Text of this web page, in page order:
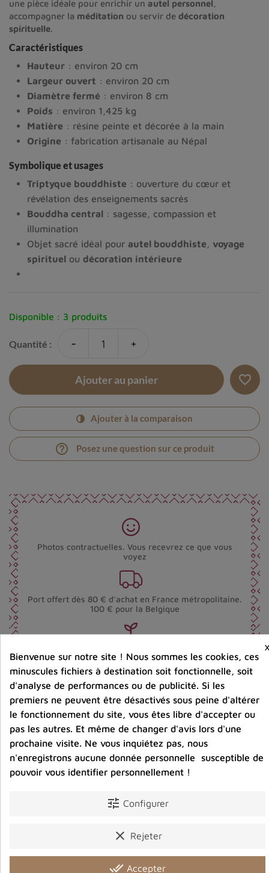
une pièce idéale pour enrichir un autel personnel
accompagner la méditation ou servir de décoration
spirituelle.
Caractéristiques
Hauteur : environ 20 cm
Largeur ouvert : environ 20 cm
Diamètre fermé : environ 8 cm
Poids : environ 1,425 kg
Matière : résine peinte et décorée à la main
Origine : fabrication artisanale au Népal
Symbolique et usages
Triptyque bouddhiste : ouverture du cœur et
révélation des enseignements sacrés
Bouddha central : sagesse, compassion et
illumination
Objet sacré idéal pour autel bouddhiste
voyage
spirituel ou décoration intérieure
Disponible : 3 produits
Quantité : - +
Ajouter au panier favorite_border
Ajouter à la comparaison
help_outline Posez une question sur ce produit
Photos contractuelles. Vous recevrez ce que vous
voyez
Port offert dès 80 € d’achat en France métropolitaine.
100 € pour la Belgique
Bijoux argent fabriqués sans émission de gaz
carbonique
Partager :
Description Détails du produit Avis clients
Vous aimerez aussi
Bienvenue sur notre site ! Nous sommes les cookies, ces
minuscules fichiers à destination soit fonctionnelle, soit
d'analyse de performances ou de publicité. Si les
premiers ne peuvent être désactivés sous peine d'altérer
le fonctionnement du site, vous êtes libre d'accepter ou
pas les autres. Et même de changer d'avis lors d'une
prochaine visite. Ne vous inquiétez pas, nous
n'enregistrons aucune donnée personnelle susceptible de
pouvoir vous identifier personnellement !
tune Configurer
clear Rejeter
done_all Accepter